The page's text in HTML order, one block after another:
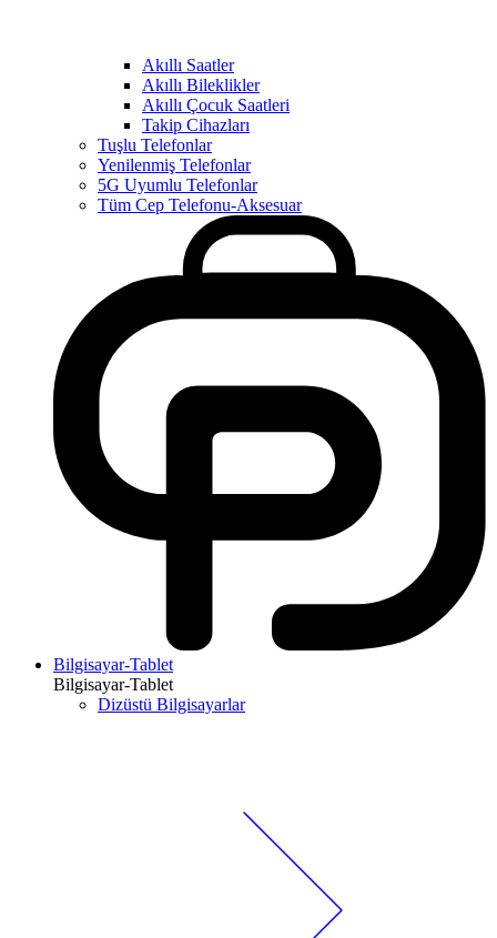
Akıllı Saatler
Akıllı Bileklikler
Akıllı Çocuk Saatleri
Takip Cihazları
Tuşlu Telefonlar
Yenilenmiş Telefonlar
5G Uyumlu Telefonlar
Tüm Cep Telefonu-Aksesuar
Bilgisayar-Tablet
Bilgisayar-Tablet
Dizüstü Bilgisayarlar